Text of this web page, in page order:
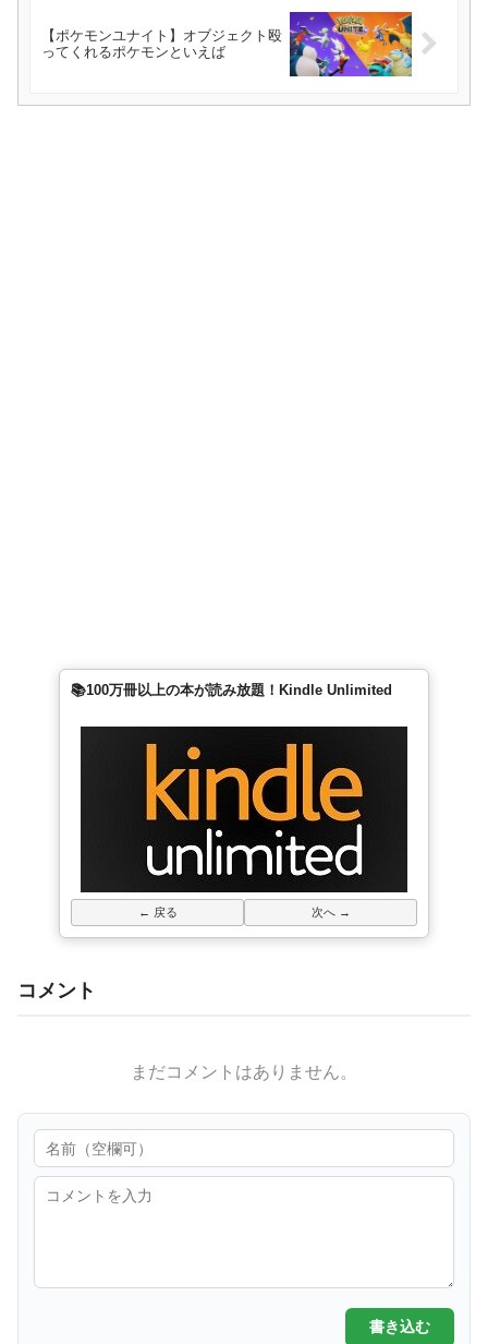
【ポケモンユナイト】オブジェクト殴
ってくれるポケモンといえば
📚100万冊以上の本が読み放題！Kindle Unlimited
← 戻る 次へ →
コメント
まだコメントはありません。
書き込む